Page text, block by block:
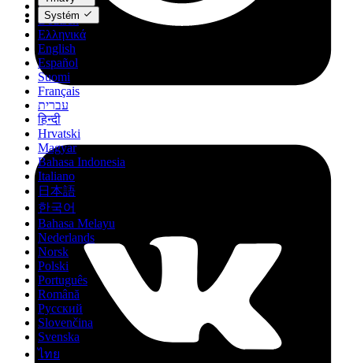
Dansk
Deutsch
Ελληνικά
English
Español
Suomi
Français
עברית
हिन्दी
Hrvatski
Magyar
Bahasa Indonesia
Italiano
日本語
한국어
Bahasa Melayu
Nederlands
Norsk
Polski
Português
Română
Русский
Slovenčina
Svenska
ไทย
Systém